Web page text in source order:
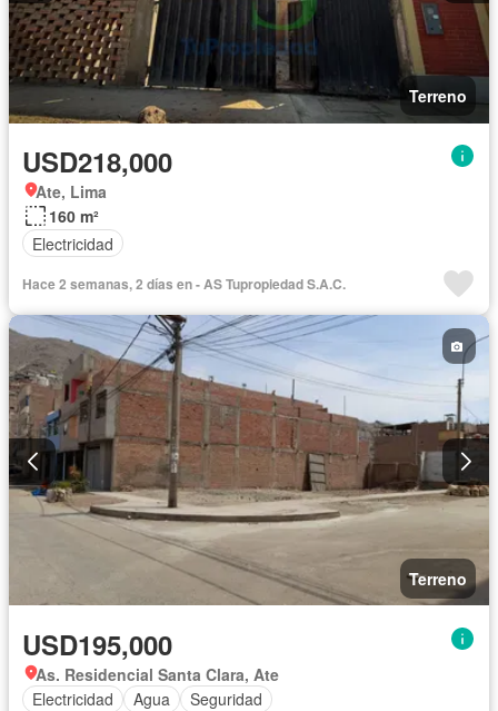
Terreno
USD218,000
Ate, Lima
160 m²
Electricidad
Hace 2 semanas, 2 días en - AS Tupropiedad S.A.C.
Terreno
USD195,000
As. Residencial Santa Clara, Ate
Electricidad
Agua Seguridad